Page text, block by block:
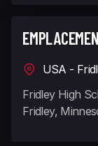
USA -
Fridley High
Fridley,